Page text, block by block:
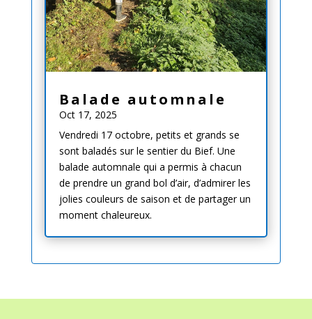
Balade automnale
Oct 17, 2025
Vendredi 17 octobre, petits et grands se
sont baladés sur le sentier du Bief. Une
balade automnale qui a permis à chacun
de prendre un grand bol d’air, d’admirer les
jolies couleurs de saison et de partager un
moment chaleureux.